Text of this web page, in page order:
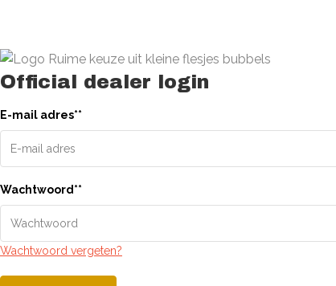
Official dealer login
E-mail adres**
Wachtwoord**
Wachtwoord vergeten?